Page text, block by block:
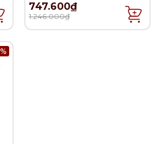
747.600₫
1.246.000₫